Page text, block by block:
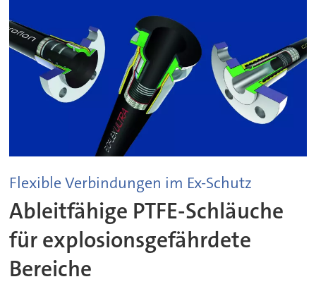
Flexible Verbindungen im Ex-Schutz
Ableitfähige PTFE-Schläuche
für explosionsgefährdete
Bereiche